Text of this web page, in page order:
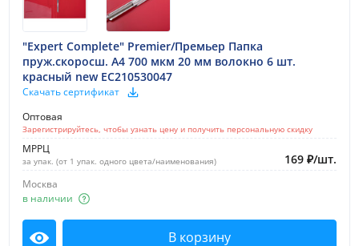
"Expert Complete" Premier/Премьер Папка
пруж.скоросш. A4 700 мкм 20 мм волокно 6 шт.
красный new EC210530047
Скачать сертификат
Оптовая
Зарегистрируйтесь, чтобы узнать цену и получить персональную скидку
МРРЦ
за упак. (от 1 упак. одного цвета/наименования) 169 ₽/шт.
Москва
в наличии
В корзину